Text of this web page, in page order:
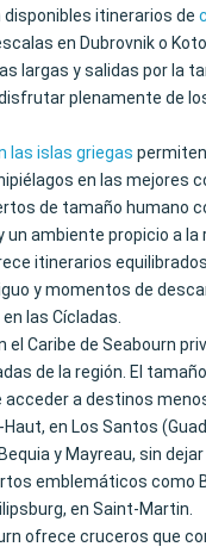
itinerarios de
en Dubrovnik o
largas y salidas por la
plenamente de
las islas griegas
en las mejores
de tamaño humano
un ambiente propicio a la
itinerarios
y momentos de
las Cícladas.
el Caribe de Seabourn
de la región. El
acceder a destinos
en Los Santos
y Mayreau, sin
emblemáticos como
en Saint-Martin.
ofrece cruceros que